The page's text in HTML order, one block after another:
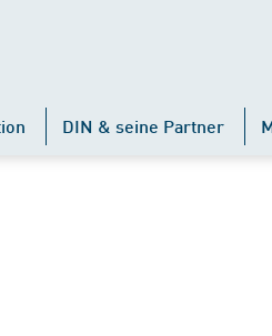
DIN & seine Partner